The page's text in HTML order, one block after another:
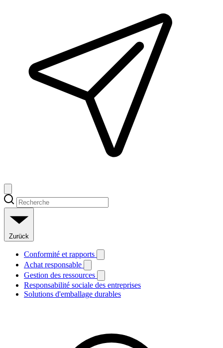
Zurück
Conformité et rapports
Achat responsable
Gestion des ressources
Responsabilité sociale des entreprises
Solutions d'emballage durables